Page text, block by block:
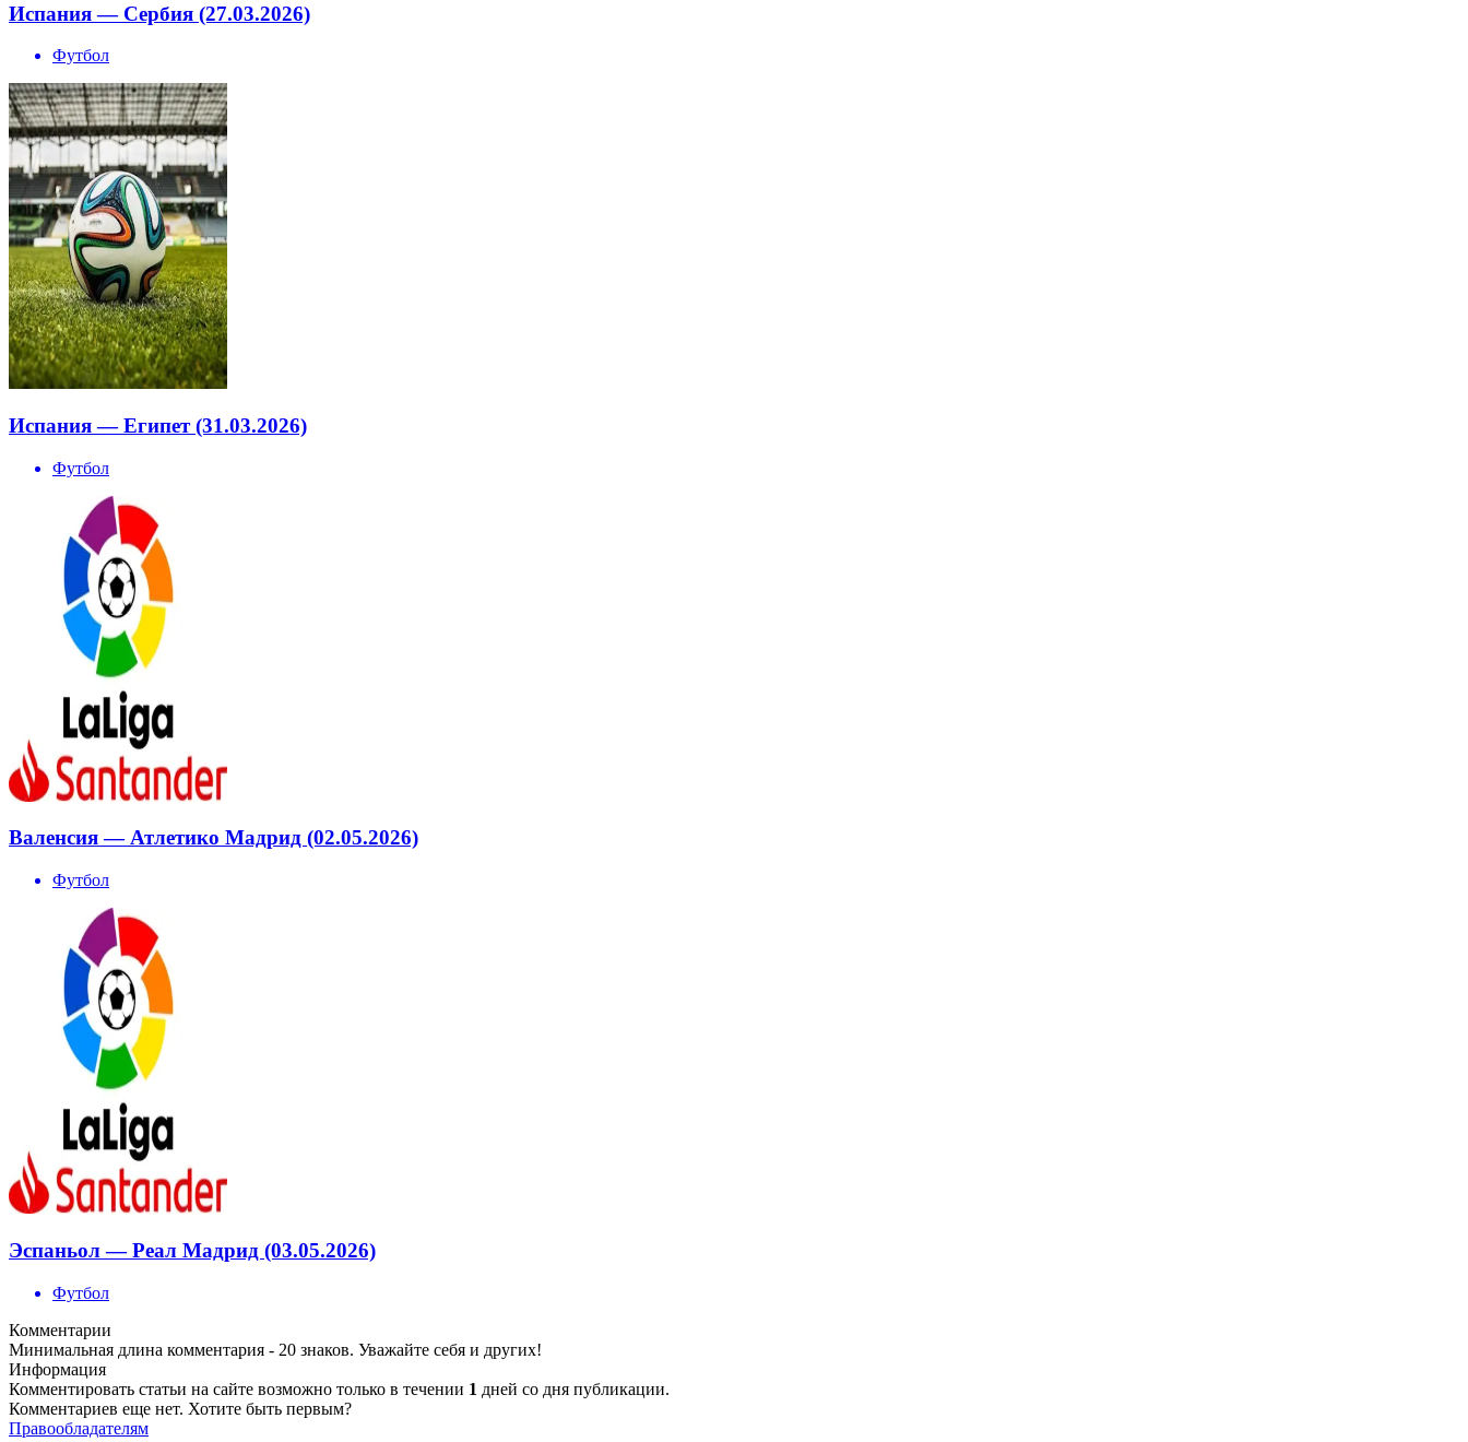
Испания — Сербия (27.03.2026)
Футбол
Испания — Египет (31.03.2026)
Футбол
Валенсия — Атлетико Мадрид (02.05.2026)
Футбол
Эспаньол — Реал Мадрид (03.05.2026)
Футбол
Комментарии
Минимальная длина комментария - 20 знаков. Уважайте себя и других!
Информация
Комментировать статьи на сайте возможно только в течении 1 дней со дня публикации.
Комментариев еще нет. Хотите быть первым?
Правообладателям